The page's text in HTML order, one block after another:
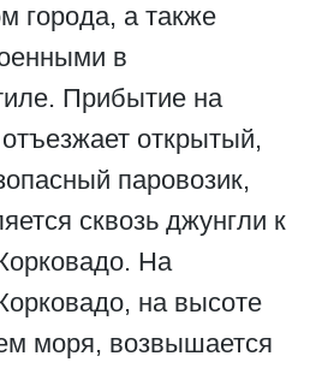
города, а также
в
Прибытие на
открытый,
паровозик,
сквозь джунгли к
На
на высоте
моря, возвышается